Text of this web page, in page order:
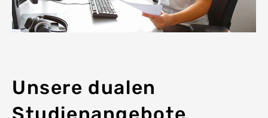
Unsere dualen